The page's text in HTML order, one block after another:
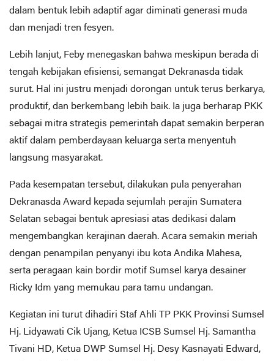
dalam bentuk lebih adaptif agar diminati generasi muda
dan menjadi tren fesyen.
Lebih lanjut, Feby menegaskan bahwa meskipun berada di
tengah kebijakan efisiensi, semangat Dekranasda tidak
surut. Hal ini justru menjadi dorongan untuk terus berkarya,
produktif, dan berkembang lebih baik. Ia juga berharap PKK
sebagai mitra strategis pemerintah dapat semakin berperan
aktif dalam pemberdayaan keluarga serta menyentuh
langsung masyarakat.
Pada kesempatan tersebut, dilakukan pula penyerahan
Dekranasda Award kepada sejumlah perajin Sumatera
Selatan sebagai bentuk apresiasi atas dedikasi dalam
mengembangkan kerajinan daerah. Acara semakin meriah
dengan penampilan penyanyi ibu kota Andika Mahesa,
serta peragaan kain bordir motif Sumsel karya desainer
Ricky Idm yang memukau para tamu undangan.
Kegiatan ini turut dihadiri Staf Ahli TP PKK Provinsi Sumsel
Hj. Lidyawati Cik Ujang, Ketua ICSB Sumsel Hj. Samantha
Tivani HD, Ketua DWP Sumsel Hj. Desy Kasnayati Edward,